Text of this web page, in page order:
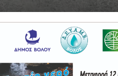
οδικού δικτύου σε 78 οδούς